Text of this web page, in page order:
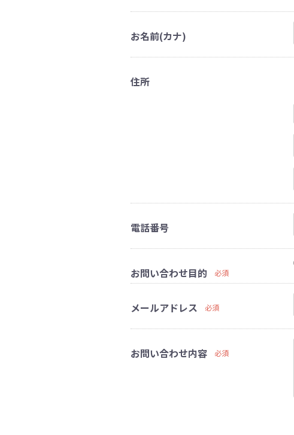
お名前(カナ)
住所
電話番号
お問い合わせ目的 必須
メールアドレス 必須
お問い合わせ内容 必須